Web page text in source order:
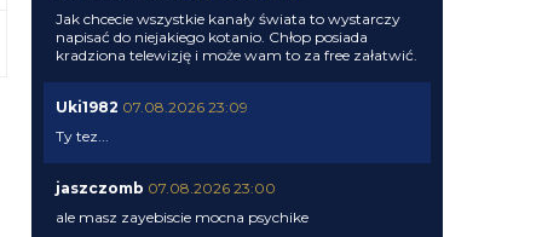
Jak chcecie wszystkie kanały świata to wystarczy
napisać do niejakiego kotanio. Chłop posiada
kradziona telewizję i może wam to za free załatwić.
Uki1982 07.08.2026 23:09
Ty tez...
jaszczomb 07.08.2026 23:00
ale masz zayebiscie mocna psychike